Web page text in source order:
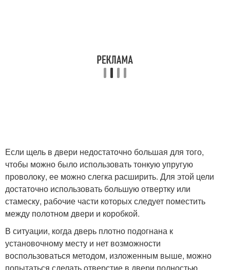
Если щель в двери недостаточно большая для того,
чтобы можно было использовать тонкую упругую
проволоку, ее можно слегка расширить. Для этой цели
достаточно использовать большую отвертку или
стамеску, рабочие части которых следует поместить
между полотном двери и коробкой.
В ситуации, когда дверь плотно подогнана к
установочному месту и нет возможности
воспользоваться методом, изложенным выше, можно